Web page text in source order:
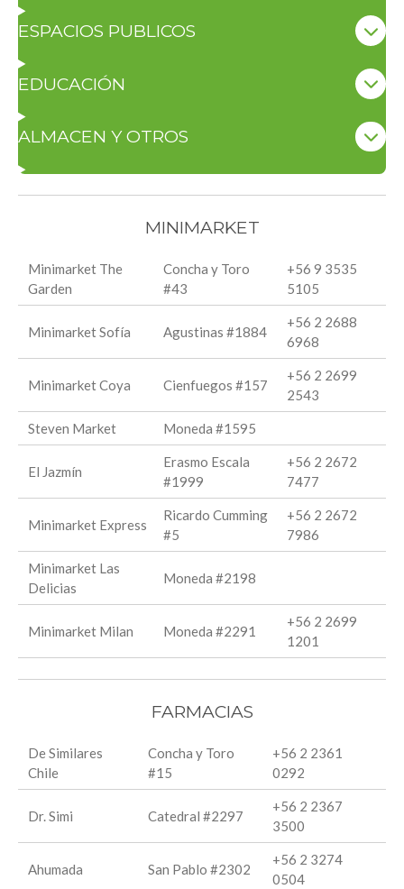
ESPACIOS PUBLICOS
EDUCACIÓN
ALMACEN Y OTROS
MINIMARKET
Minimarket The
Garden
Concha y Toro
#43
+56 9 3535
5105
Minimarket Sofía Agustinas #1884
+56 2 2688
6968
Minimarket Coya Cienfuegos #157
+56 2 2699
2543
Steven Market Moneda #1595
El Jazmín
Erasmo Escala
#1999
+56 2 2672
7477
Minimarket Express
Ricardo Cumming
#5
+56 2 2672
7986
Minimarket Las
Delicias
Moneda #2198
Minimarket Milan Moneda #2291
+56 2 2699
1201
FARMACIAS
De Similares
Chile
Concha y Toro
#15
+56 2 2361
0292
Dr. Simi Catedral #2297
+56 2 2367
3500
Ahumada San Pablo #2302
+56 2 3274
0504